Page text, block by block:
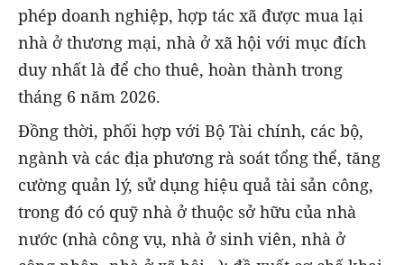
phép doanh nghiệp, hợp tác xã được mua lại
nhà ở thương mại, nhà ở xã hội với mục đích
duy nhất là để cho thuê, hoàn thành trong
tháng 6 năm 2026.
Đồng thời, phối hợp với Bộ Tài chính, các bộ,
ngành và các địa phương rà soát tổng thể, tăng
cường quản lý, sử dụng hiệu quả tài sản công,
trong đó có quỹ nhà ở thuộc sở hữu của nhà
nước (nhà công vụ, nhà ở sinh viên, nhà ở